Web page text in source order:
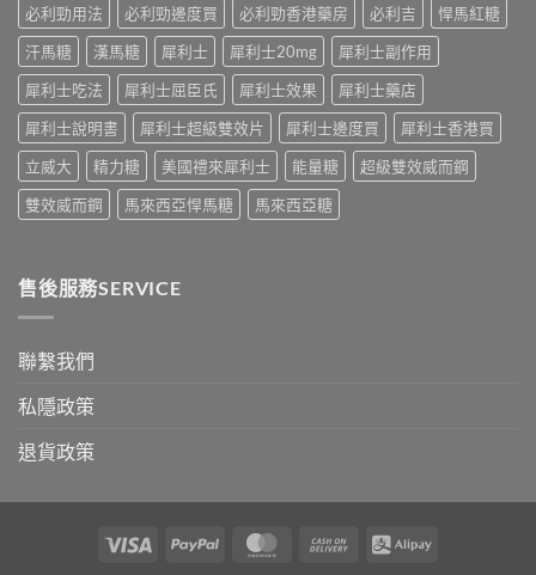
及
應
之
道〉
中
必利勁用法
必利勁邊度買 必利勁香港藥房 必利吉
悍馬紅糖
汗馬糖
漢馬糖 犀利士 犀利士20mg
犀利士副作用
犀利士吃法
犀利士屈臣氏 犀利士效果
犀利士藥店
犀利士說明書
犀利士超級雙效片 犀利士邊度買
犀利士香港買
立威大
精力糖 美國禮來犀利士 能量糖
超級雙效威而鋼
雙效威而鋼
馬來西亞悍馬糖 馬來西亞糖
售後服務SERVICE
聯繫我們
私隱政策
退貨政策
Visa PayPal MasterCardCash
Alipay